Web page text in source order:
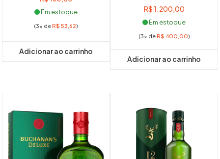
Em estoque
(3x deR$ 53,62)
Adicionar ao carrinho
R$1.200,00
Em estoque
(3x deR$ 400,00)
Adicionar ao carrinho